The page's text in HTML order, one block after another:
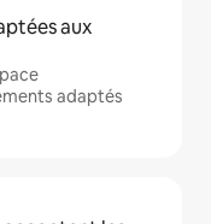
aux
adaptés